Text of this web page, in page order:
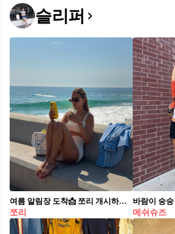
슬리퍼
여름 알림장 도착📩 쪼리 개시하자 쪼리 신은 날부터 진짜 여름, 한 번 신으면 못 잃을 쪼리 코디🩴
쪼리
바람이 숭
메쉬슈즈